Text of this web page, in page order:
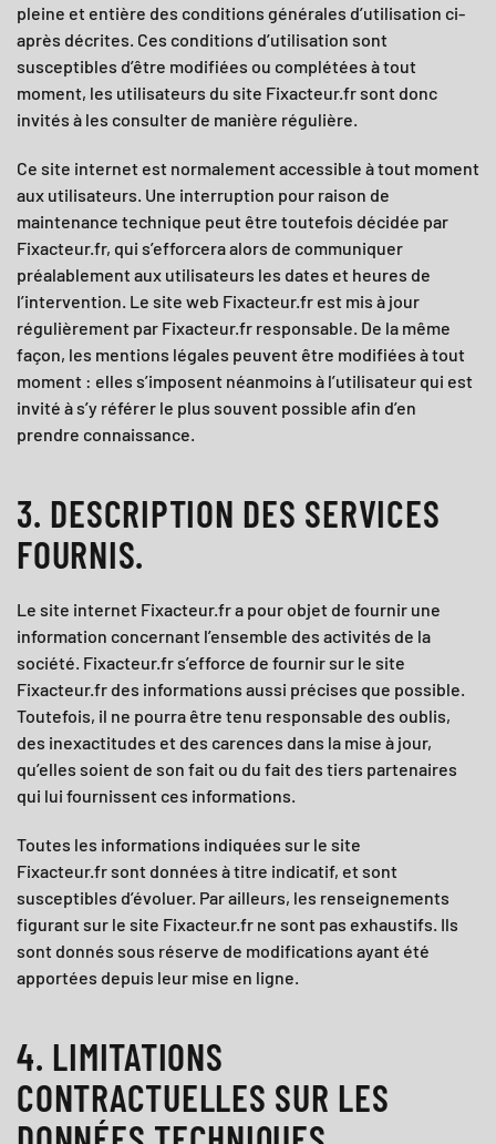
pleine et entière des conditions générales d’utilisation ci-
après décrites. Ces conditions d’utilisation sont
susceptibles d’être modifiées ou complétées à tout
moment, les utilisateurs du site Fixacteur.fr sont donc
invités à les consulter de manière régulière.
Ce site internet est normalement accessible à tout moment
aux utilisateurs. Une interruption pour raison de
maintenance technique peut être toutefois décidée par
Fixacteur.fr, qui s’efforcera alors de communiquer
préalablement aux utilisateurs les dates et heures de
l’intervention. Le site web Fixacteur.fr est mis à jour
régulièrement par Fixacteur.fr responsable. De la même
façon, les mentions légales peuvent être modifiées à tout
moment : elles s’imposent néanmoins à l’utilisateur qui est
invité à s’y référer le plus souvent possible afin d’en
prendre connaissance.
3. DESCRIPTION DES SERVICES
FOURNIS.
Le site internet Fixacteur.fra pour objet de fournir une
information concernant l’ensemble des activités de la
société. Fixacteur.fr s’efforce de fournir sur le site
Fixacteur.fr des informations aussi précises que possible.
Toutefois, il ne pourra être tenu responsable des oublis,
des inexactitudes et des carences dans la mise à jour,
qu’elles soient de son fait ou du fait des tiers partenaires
qui lui fournissent ces informations.
Toutes les informations indiquées sur le site
Fixacteur.fr sont données à titre indicatif, et sont
susceptibles d’évoluer. Par ailleurs, les renseignements
figurant sur le site Fixacteur.fr ne sont pas exhaustifs. Ils
sont donnés sous réserve de modifications ayant été
apportées depuis leur mise en ligne.
4. LIMITATIONS
CONTRACTUELLES SUR LES